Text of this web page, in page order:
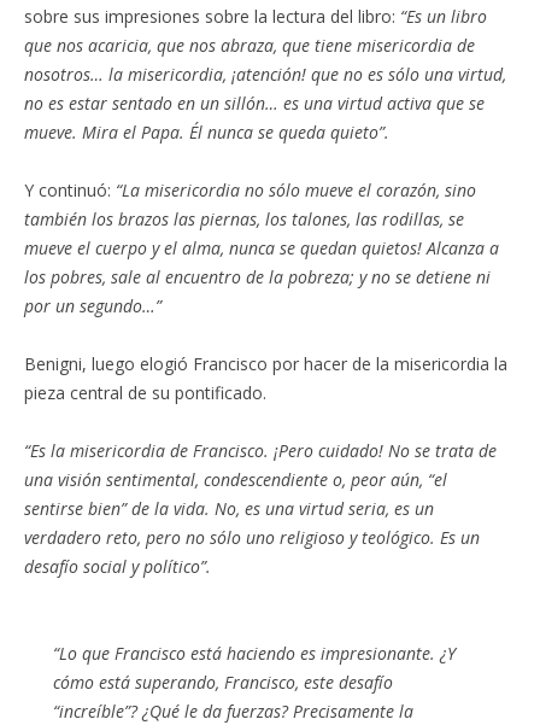
sobre sus impresiones sobre la lectura del libro: “Es un libro
que nos acaricia, que nos abraza, que tiene misericordia de
nosotros… la misericordia, ¡atención! que no es sólo una virtud,
no es estar sentado en un sillón… es una virtud activa que se
mueve. Mira el Papa. Él nunca se queda quieto”.
Y continuó: “La misericordia no sólo mueve el corazón, sino
también los brazos las piernas, los talones, las rodillas, se
mueve el cuerpo y el alma, nunca se quedan quietos! Alcanza a
los pobres, sale al encuentro de la pobreza; y no se detiene ni
por un segundo…”
Benigni, luego elogió Francisco por hacer de la misericordia la
pieza central de su pontificado.
“Es la misericordia de Francisco. ¡Pero cuidado! No se trata de
una visión sentimental, condescendiente o, peor aún, “el
sentirse bien” de la vida. No, es una virtud seria, es un
verdadero reto, pero no sólo uno religioso y teológico. Es un
desafío social y político”.
“Lo que Francisco está haciendo es impresionante. ¿Y
cómo está superando, Francisco, este desafío
“increíble”? ¿Qué le da fuerzas? Precisamente la